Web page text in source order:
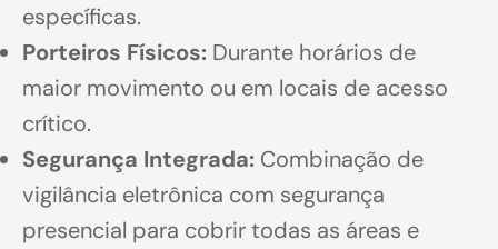
específicas.
Porteiros Físicos: Durante horários de
maior movimento ou em locais de acesso
crítico.
Segurança Integrada: Combinação de
vigilância eletrônica com segurança
presencial para cobrir todas as áreas e